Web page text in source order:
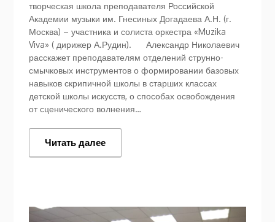
творческая школа преподавателя Российской
Академии музыки им. Гнесиных Догадаева А.Н. (г.
Москва) – участника и солиста оркестра «Muzika
Viva» ( дирижер А.Рудин). Александр Николаевич
расскажет преподавателям отделений струнно-
смычковых инструментов о формировании базовых
навыков скрипичной школы в старших классах
детской школы искусств, о способах освобождения
от сценического волнения…
Читать далее